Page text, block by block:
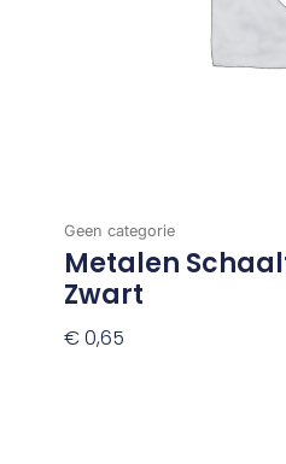
Geen categorie
Metalen
Zwart
€0,65